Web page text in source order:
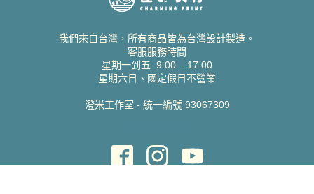
我們來自台灣，所有商品皆為台灣設計製造。
客服服務時間
星期一到五: 9:00 – 17:00
星期六日、國定假日不營業
澄米工作室 - 統一編號 93067309